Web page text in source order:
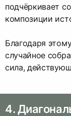
подчёркивает
композиции
Благодаря
случайное
сила,
4.